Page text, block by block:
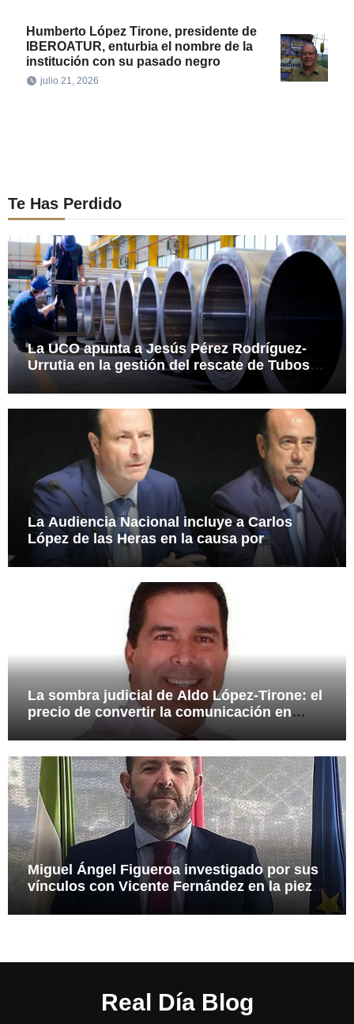
Humberto López Tirone, presidente de
IBEROATUR, enturbia el nombre de la
institución con su pasado negro
julio 21, 2026
Te Has Perdido
La UCO apunta a Jesús Pérez Rodríguez-
Urrutia en la gestión del rescate de Tubos
Reunidos
La Audiencia Nacional incluye a Carlos
López de las Heras en la causa por
presuntas irregularidades en el rescate de
112,8 millones a Tubos Reunidos
La sombra judicial de Aldo López-Tirone: el
precio de convertir la comunicación en
Miguel Ángel Figueroa investigado por sus
vínculos con Vicente Fernández en la pieza
Real Día Blog